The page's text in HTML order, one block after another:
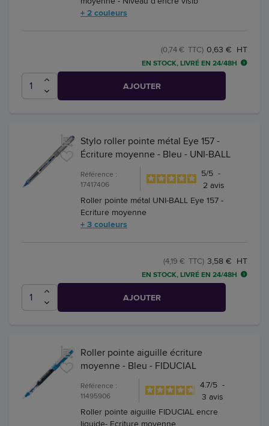
+ 2 couleurs
0,63 € HT
(0,74 € TTC)
EN STOCK, LIVRÉ EN 24/48H
AJOUTER
Stylo roller pointe métal Eye 157 -
Écriture moyenne - Bleu - UNI-BALL
Référence :
17417406
5/5 -
2 avis
Roller pointe métal UNI-BALL Eye 157 -
Ecriture moyenne
+ 3 couleurs
3,58 € HT
(4,19 € TTC)
EN STOCK, LIVRÉ EN 24/48H
AJOUTER
Roller pointe aiguille écriture
moyenne - Bleu - FIDUCIAL
Référence :
11495906
4.7/5 -
3avis
Roller pointe aiguille FIDUCIAL encre
liquide- Ecriture moyenne